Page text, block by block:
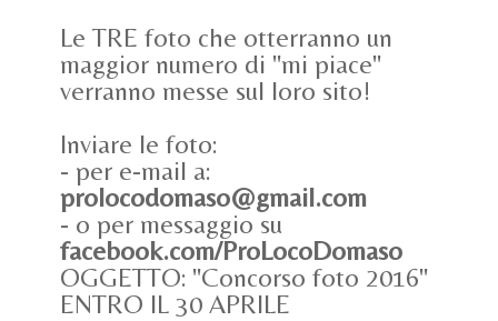
Le TRE foto che otterranno un
maggior numero di "mi piace"
verranno messe sul loro sito!
Inviare le foto:
- per e-mail a:
prolocodomaso@gmail.com
- o per messaggio su
facebook.com/ProLocoDomaso
OGGETTO: "Concorso foto 2016"
ENTRO IL 30 APRILE